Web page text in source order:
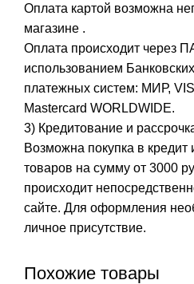
Оплата картой возможна
магазине .
Оплата происходит через
использованием
платежных систем: МИР,
Mastercard WORLDWIDE.
3) Кредитование и
Возможна покупка в
товаров на сумму от 3000
происходит
сайте. Для оформления
личное присутствие.
Похожие товары